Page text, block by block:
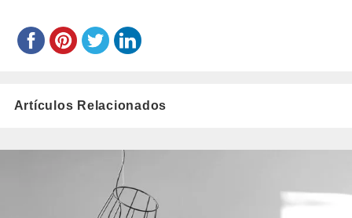
Artículos Relacionados